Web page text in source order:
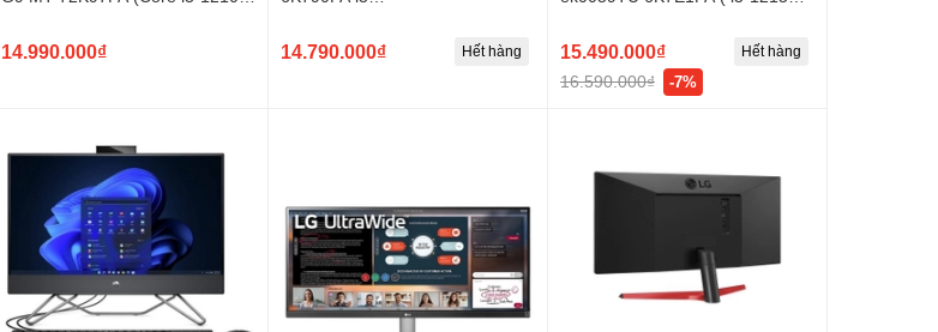
11 Home SL)
14.990.000₫ 14.790.000₫ Hết hàng
14 inch Full HD
15.490.000₫
16.590.000₫ -7%
Hết hàng